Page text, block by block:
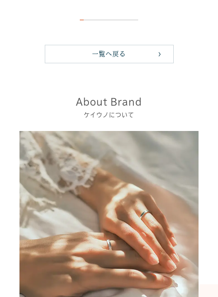
一覧へ戻る
About Brand
ケイウノについて